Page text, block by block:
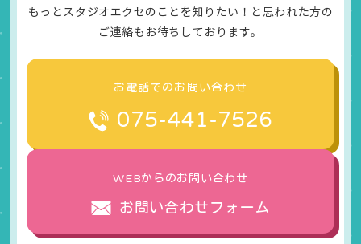
もっとスタジオエクセのことを知りたい！と思われた方の
ご連絡もお待ちしております。
お電話でのお問い合わせ
075-441-7526
WEBからのお問い合わせ
お問い合わせフォーム